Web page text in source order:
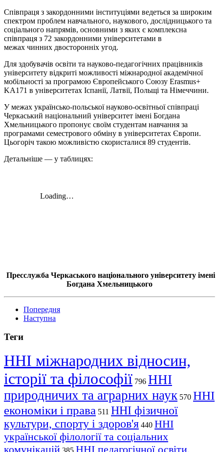
Співпраця з закордонними інституціями ведеться за широким
спектром проблем навчального, наукового, дослідницького та
соціального напрямів, основними з яких є комплексна
співпраця з 72 закордонними університетами в
межах чинних двосторонніх угод.
Для здобувачів освіти та науково-педагогічних працівників
університету відкриті можливості міжнародної академічної
мобільності за програмою Європейського Союзу Erasmus+
KA171 в університетах Іспанії, Латвії, Польщі та Німеччини.
У межах українсько-польської науково-освітньої співпраці
Черкаський національний університет імені Богдана
Хмельницького пропонує своїм студентам навчання за
програмами семестрового обміну в університетах Європи.
Цьогоріч такою можливістю скористалися 89 студентів.
Детальніше — у таблицях:
Пресслужба Черкаського національного університету імені
Богдана Хмельницького
Попередня
Наступна
Теги
ННІ міжнародних відносин,
історії та філософії 796 ННІ
природничих та аграрних наук 570 ННІ
економіки і права 511 ННІ фізичної
культури, спорту і здоров'я 440 ННІ
української філології та соціальних
комунікацій 385 ННІ педагогічної освіти,